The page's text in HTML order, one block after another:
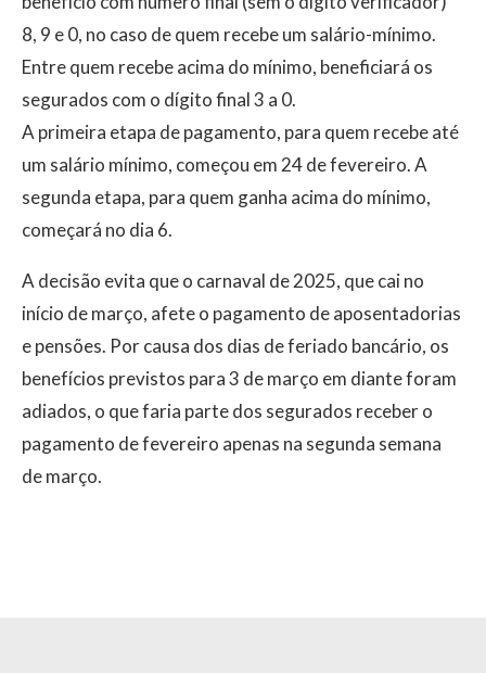
8, 9 e 0, no caso de quem recebe um salário-mínimo.
Entre quem recebe acima do mínimo, beneficiará os
segurados com o dígito final 3 a 0.
A primeira etapa de pagamento, para quem recebe até
um salário mínimo, começou em 24 de fevereiro. A
segunda etapa, para quem ganha acima do mínimo,
começará no dia 6.
A decisão evita que o carnaval de 2025, que cai no
início de março, afete o pagamento de aposentadorias
e pensões. Por causa dos dias de feriado bancário, os
benefícios previstos para 3 de março em diante foram
adiados, o que faria parte dos segurados receber o
pagamento de fevereiro apenas na segunda semana
de março.